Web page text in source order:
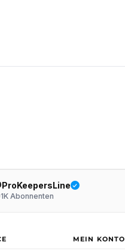
Abonnenten
MEIN KONTO